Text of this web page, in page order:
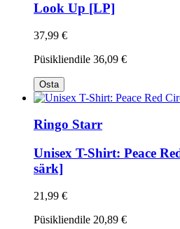
Look Up [LP]
37,99 €
Püsikliendile 36,09 €
Osta
Ringo Starr
Unisex T-Shirt: Peace
särk]
21,99 €
Püsikliendile 20,89 €